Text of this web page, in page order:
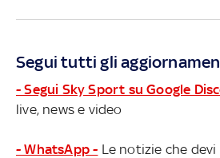
Segui tutti gli
- Segui Sky Sport su Google
live, news e video
- WhatsApp - Le notizie che devi